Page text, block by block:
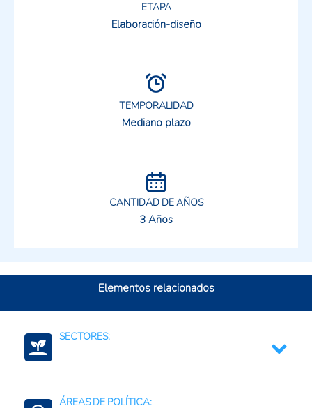
ETAPA
Elaboración-diseño
TEMPORALIDAD
Mediano plazo
CANTIDAD DE AÑOS
3 Años
Elementos relacionados
SECTORES:
ÁREAS DE POLÍTICA: